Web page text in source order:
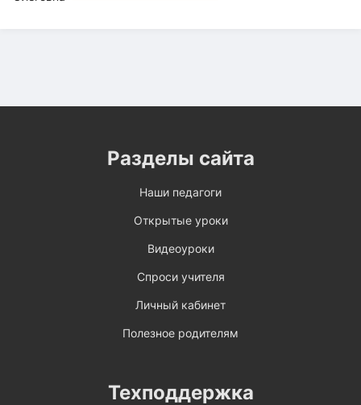
Разделы сайта
Наши педагоги
Открытые уроки
Видеоуроки
Спроси учителя
Личный кабинет
Полезное родителям
Техподдержка